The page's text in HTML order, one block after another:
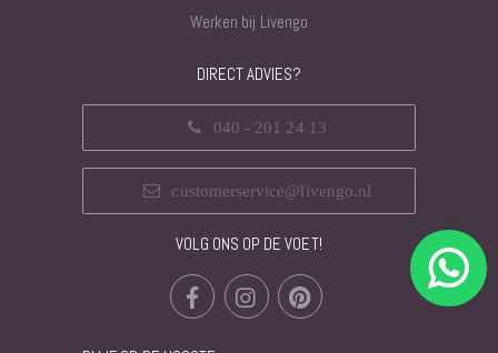
Werken bij Livengo
DIRECT ADVIES?
040 - 201 24 13
customerservice@livengo.nl
VOLG ONS OP DE VOET!